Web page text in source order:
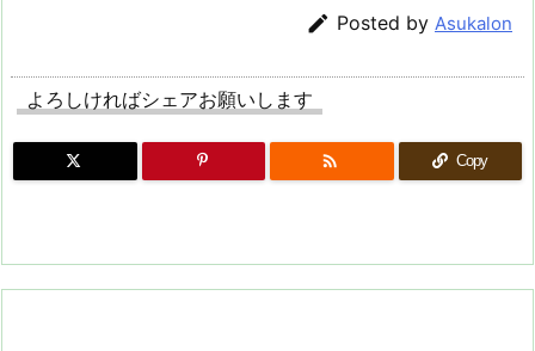
 Posted by Asukalon
よろしければシェアお願いします
 Copy